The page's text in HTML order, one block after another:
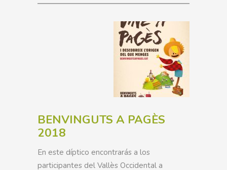
BENVINGUTS A PAGÈS
2018
En este díptico encontrarás a los
participantes del Vallès Occidental a